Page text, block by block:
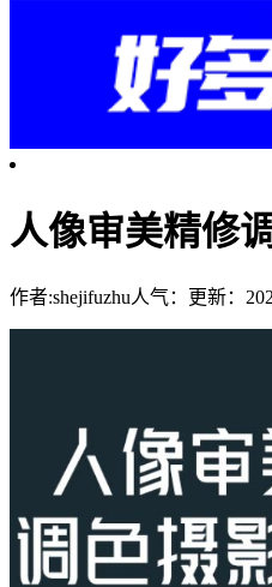
人像审美精修
作者:shejifuzhu人气： 更新：